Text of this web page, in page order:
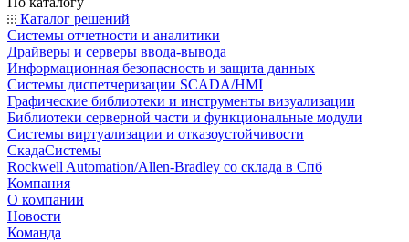
Каталог решений
Системы отчетности и аналитики
Драйверы и серверы ввода-вывода
Информационная безопасность и защита данных
Системы диспетчеризации SCADA/HMI
Графические библиотеки и инструменты визуализации
Библиотеки серверной части и функциональные модули
Системы виртуализации и отказоустойчивости
СкадаСистемы
Rockwell Automation/Allen-Bradley со склада в Спб
Компания
О компании
Новости
Команда